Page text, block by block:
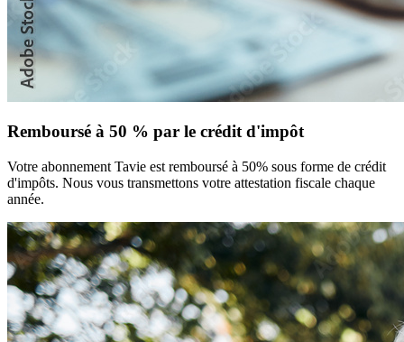
Remboursé à 50 % par le crédit d'impôt
Votre abonnement Tavie est remboursé à 50% sous forme de crédit
d'impôts. Nous vous transmettons votre attestation fiscale chaque
année.